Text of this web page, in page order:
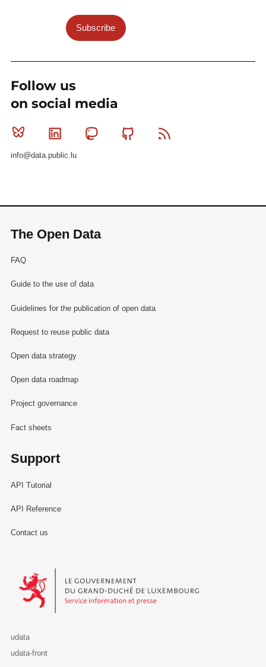
Subscribe
Follow us
on social media
Bluesky Linkedin MastodonGithub
info@data.public.lu
The Open Data
FAQ
Guide to the use of data
Guidelines for the publication of open data
Request to reuse public data
Open data strategy
Open data roadmap
Project governance
Fact sheets
Support
API Tutorial
API Reference
Contact us
Le Gouvernement du Grand-Duché de Luxembourg - Service
udata
udata-front